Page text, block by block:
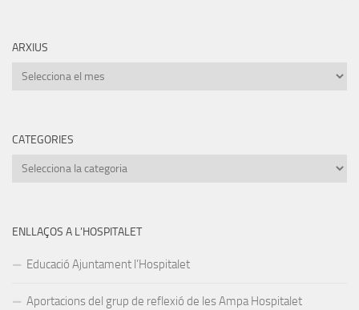
ARXIUS
Arxius
CATEGORIES
Categories
ENLLAÇOS A L’HOSPITALET
Educació Ajuntament l’Hospitalet
Aportacions del grup de reflexió de les Ampa Hospitalet